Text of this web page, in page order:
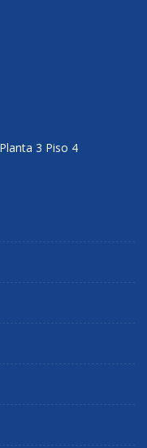
3 Piso 4